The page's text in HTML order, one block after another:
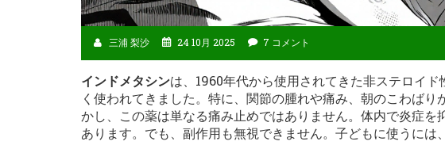
三浦 梨沙 24 10月 2025 7 コメント
インドメタシンは、1960年代から使用されてきた非ステロイ
く使われてきました。特に、関節の腫れや痛み、朝のこわば
かし、この薬は単なる痛み止めではありません。体内で炎症
あります。でも、副作用も無視できません。子どもに使うには